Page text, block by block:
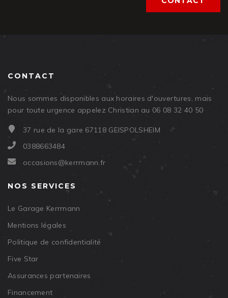
CONTACT
Nous sommes disponibles aux horaires d'ouvertures, mais
pour toute urgence appelez Christian au 06 08 32 40 50
37 rue de la gare 67118 GEISPOLSHEIM
0388663484
occasions@kerrmann.fr
NOS SERVICES
Le Garage Kerrmann
Mentions légales
Politique de confidentialité
Five Star
Assurances partenaires
Financement